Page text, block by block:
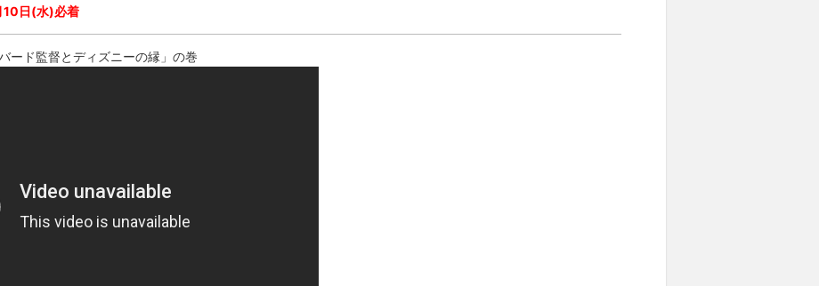
日(水)必着
ード監督とディズニーの縁」の巻